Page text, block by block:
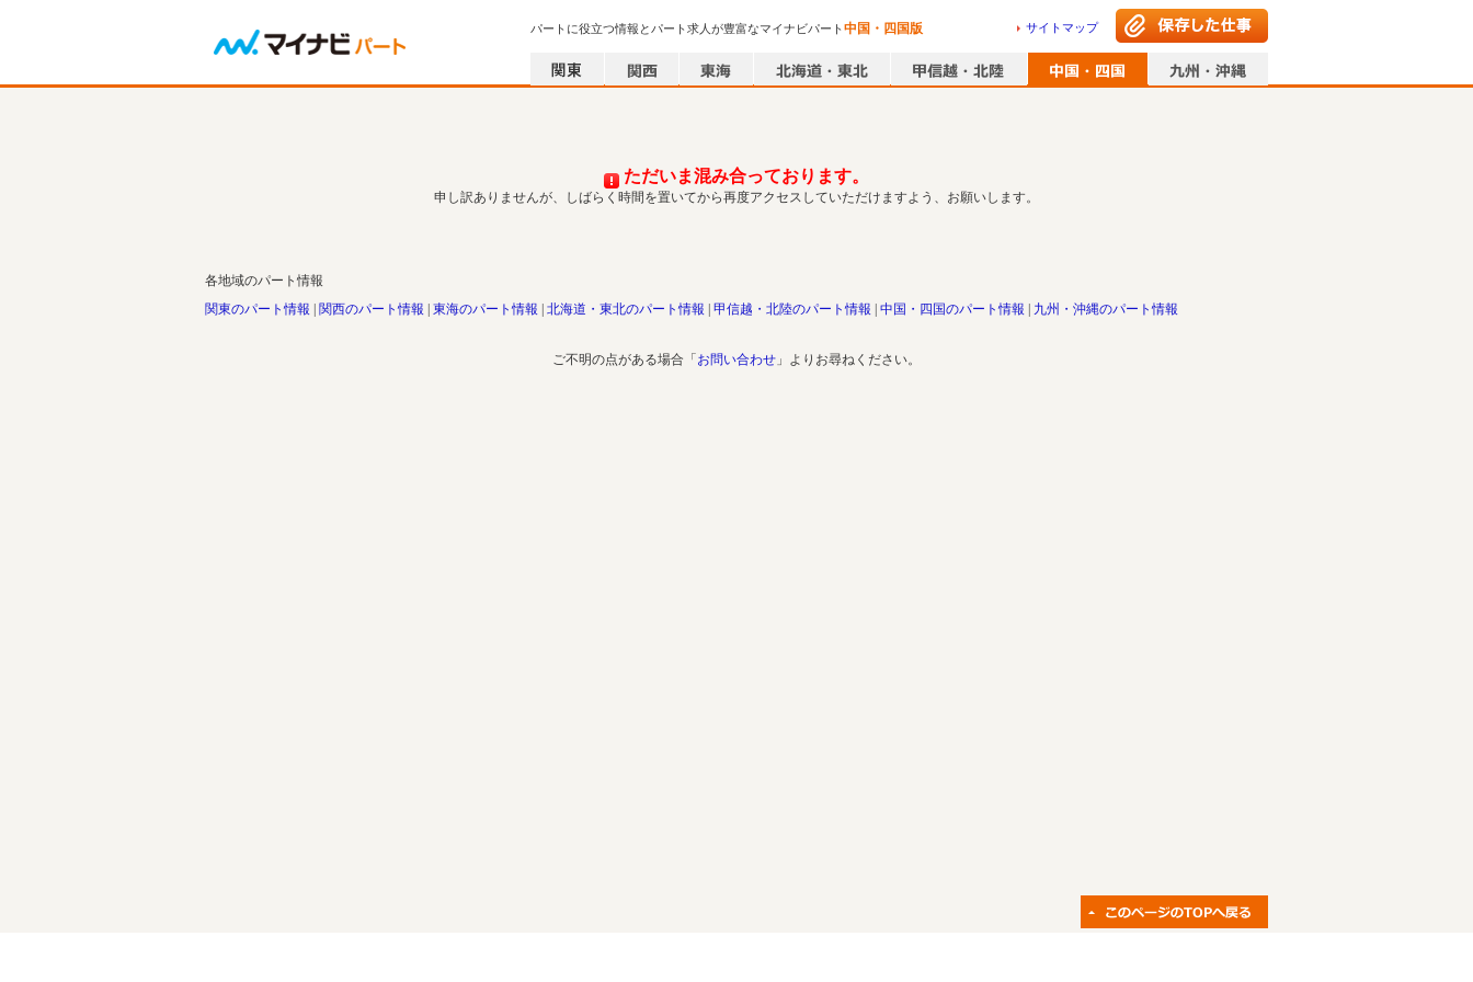
パートに役立つ情報とパート求人が豊富なマイナビパート中国・四国版 サイトマップ
ただいま混み合っております。
申し訳ありませんが、しばらく時間を置いてから再度アクセスしていただけますよう、お願いします。
各地域のパート情報
関東のパート情報
関西のパート情報 東海のパート情報 北海道・東北のパート情報 甲信越・北陸のパート情報 中国・四国のパート情報 九州・沖縄のパート情報
ご不明の点がある場合「 お問い合わせ 」よりお尋ねください。